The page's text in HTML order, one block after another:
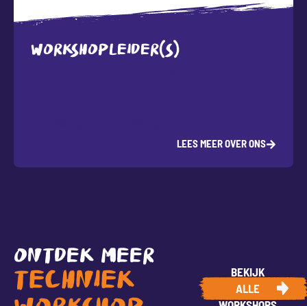
WORKSHOPLEIDER(S)
LEES MEER OVER ONS
ONTDEK MEER
TECHNIEK
BEKIJK
ALLE